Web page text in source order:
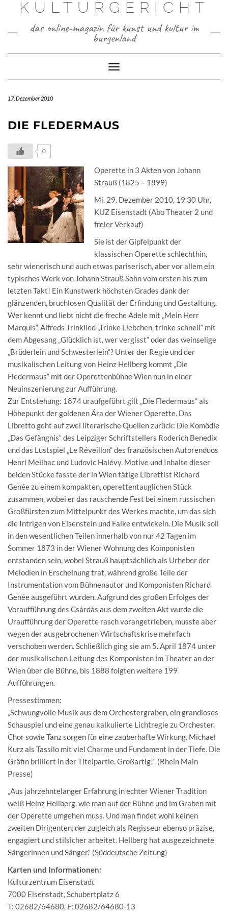
KULTURGERICHT
das online-magazin für kunst und kultur im
burgenland
Toggle
Navigation
17. Dezember 2010
DIE FLEDERMAUS
0
Operette in 3 Akten von Johann
Strauß (1825 – 1899)
Mi. 29. Dezember 2010, 19.30 Uhr,
KUZ Eisenstadt (Abo Theater 2 und
freier Verkauf)
Sie ist der Gipfelpunkt der
klassischen Operette schlechthin,
sehr wienerisch und auch etwas pariserisch, aber vor allem ein
typisches Werk von Johann Strauß Sohn vom ersten bis zum
letzten Takt! Ein Kunstwerk höchsten Grades dank der
glänzenden, bruchlosen Qualität der Erfindung und Gestaltung.
Wer kennt und liebt nicht die freche Adele mit „Mein Herr
Marquis“, Alfreds Trinklied „Trinke Liebchen, trinke schnell“ mit
dem Abgesang „Glücklich ist, wer vergisst“ oder das weinselige
„Brüderlein und Schwesterlein“? Unter der Regie und der
musikalischen Leitung von Heinz Hellberg kommt „Die
Fledermaus“ mit der Operettenbühne Wien nun in einer
Neuinszenierung zur Aufführung.
Zur Entstehung: 1874 uraufgeführt gilt „Die Fledermaus“ als
Höhepunkt der goldenen Ära der Wiener Operette. Das
Libretto geht auf zwei literarische Quellen zurück: Die Komödie
„Das Gefängnis“ des Leipziger Schriftstellers Roderich Benedix
und das Lustspiel „Le Réveillon“ des französischen Autorenduos
Henri Meilhac und Ludovic Halévy. Motive und Inhalte dieser
beiden Stücke fasste der in Wien tätige Librettist Richard
Genée zu einem kompakten, operettentauglichen Stück
zusammen, wobei er das rauschende Fest bei einem russischen
Großfürsten zum Mittelpunkt des Werkes machte, um das sich
die Intrigen von Eisenstein und Falke entwickeln. Die Musik soll
in den wesentlichen Teilen innerhalb von nur 42 Tagen im
Sommer 1873 in der Wiener Wohnung des Komponisten
entstanden sein, wobei Strauß hauptsächlich als Urheber der
Melodien in Erscheinung trat, während große Teile der
Instrumentation vom Bühnenautor und Komponisten Richard
Genée ausgeführt wurden. Aufgrund des großen Erfolges der
Voraufführung des Csárdás aus dem zweiten Akt wurde die
Uraufführung der Operette rasch vorangetrieben, musste aber
wegen der ausgebrochenen Wirtschaftskrise mehrfach
verschoben werden. Schließlich ging sie am 5. April 1874 unter
der musikalischen Leitung des Komponisten im Theater an der
Wien über die Bühne, bis 1888 folgten weitere 199
Aufführungen.
Pressestimmen:
„Schwungvolle Musik aus dem Orchestergraben, ein grandioses
Schauspiel und eine genau kalkulierte Lichtregie zu Orchester,
Chor sowie Tanz sorgen für eine zauberhafte Wirkung. Michael
Kurz als Tassilo mit viel Charme und Fundament in der Tiefe. Die
Gräfin brilliert in der Titelpartie. Großartig!“ (Rhein Main
Presse)
„Aus jahrzehntelanger Erfahrung in echter Wiener Tradition
weiß Heinz Hellberg, wie man auf der Bühne und im Graben mit
der Operette umgehen muss. Und man findet wohl keinen
zweiten Dirigenten, der zugleich als Regisseur ebenso präzise,
engagiert und stilsicher arbeitet. Hellberg hat ausgezeichnete
Sängerinnen und Sänger.“ (Süddeutsche Zeitung)
Karten und Informationen:
Kulturzentrum Eisenstadt
7000 Eisenstadt, Schubertplatz 6
T: 02682/64680, F: 02682/64680-13